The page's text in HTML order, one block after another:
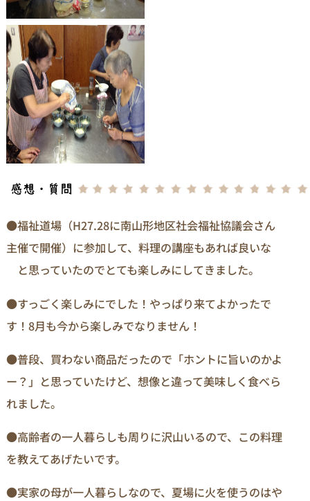
●福祉道場（H27.28に南山形地区社会福祉協議会さん
主催で開催）に参加して、料理の講座もあれば良いな
と思っていたのでとても楽しみにしてきました。
●すっごく楽しみにでした！やっぱり来てよかったで
す！8月も今から楽しみでなりません！
●普段、買わない商品だったので「ホントに旨いのかよ
ー？」と思っていたけど、想像と違って美味しく食べら
れました。
●高齢者の一人暮らしも周りに沢山いるので、この料理
を教えてあげたいです。
●実家の母が一人暮らしなので、夏場に火を使うのはや